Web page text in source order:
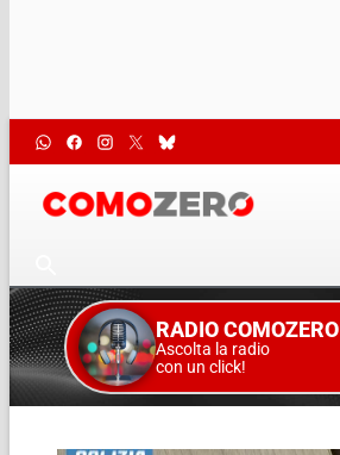
RADIO COMOZERO
Ascolta la radio
con un click!